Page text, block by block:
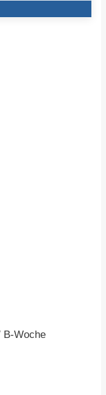
B-Woche